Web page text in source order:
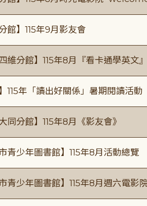
館】115年9月影友會
維分館】115年8月『看卡通學英文
115年「讀出好關係」暑期閱讀活動
同分館】115年8月《影友會》
市青少年圖書館】115年8月活動總覽
市青少年圖書館】115年8月週六電影